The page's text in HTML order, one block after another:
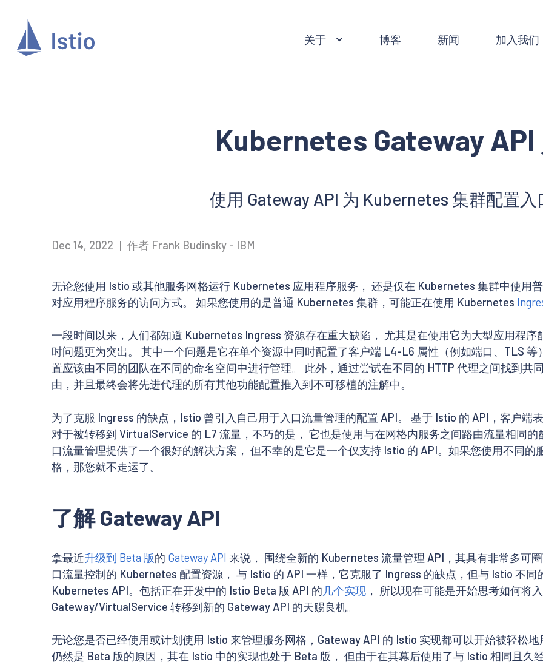
关于 博客 新闻 加入我们
Kubernetes Gateway API
使用 Gateway API 为 Kubernetes 集群配置入
Dec 14, 2022 | 作者 Frank Budinsky - IBM
无论您使用 Istio 或其他服务网格运行 Kubernetes 应用程序服务， 还是仅在 Kubernetes 集群中使用
对应用程序服务的访问方式。 如果您使用的是普通 Kubernetes 集群，可能正在使用 Kubernetes
一段时间以来，人们都知道 Kubernetes Ingress 资源存在重大缺陷， 尤其是在使用它为大型应用程序
时问题更为突出。 其中一个问题是它在单个资源中同时配置了客户端 L4-L6 属性（例如端口、TLS
置应该由不同的团队在不同的命名空间中进行管理。 此外，通过尝试在不同的 HTTP 代理之间找到共
由，并且最终会将先进代理的所有其他功能配置推入到不可移植的注解中。
为了克服 Ingress 的缺点，Istio 曾引入自己用于入口流量管理的配置 API。 基于 Istio 的 API，客户端
对于被转移到 VirtualService 的 L7 流量，不巧的是， 它也是使用与在网格内服务之间路由流量相同
口流量管理提供了一个很好的解决方案， 但不幸的是它是一个仅支持 Istio 的 API。如果您使用不同的
格，那您就不走运了。
了解 Gateway API
拿最近升级到 Beta 版的 Gateway API 来说， 围绕全新的 Kubernetes 流量管理 API，其具有非常多可
口流量控制的 Kubernetes 配置资源， 与 Istio 的 API 一样，它克服了 Ingress 的缺点，但与 Istio 不
Kubernetes API。包括正在开发中的 Istio Beta 版 API 的 几个实现 ， 所以现在可能是开始思考如何将
Gateway/VirtualService 转移到新的 Gateway API 的天赐良机。
无论您是否已经使用或计划使用 Istio 来管理服务网格，Gateway API 的 Istio 实现都可以开始被轻松
仍然是 Beta 版的原因，其在 Istio 中的实现也处于 Beta 版， 但由于在其幕后使用了与 Istio 相同且久